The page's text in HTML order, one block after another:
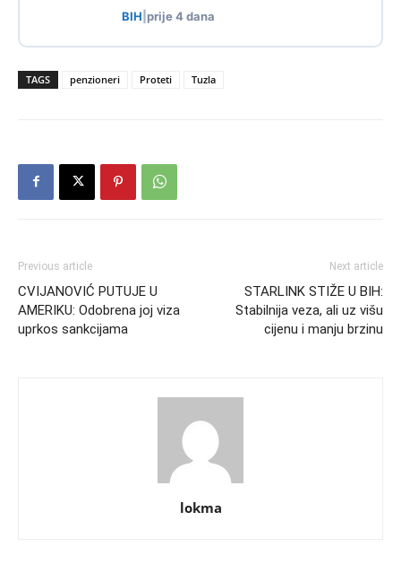
BIH prije 4 dana
TAGS penzioneri Proteti Tuzla
Previous article
CVIJANOVIĆ PUTUJE U
AMERIKU: Odobrena joj viza
uprkos sankcijama
Next article
STARLINK STIŽE U BIH:
Stabilnija veza, ali uz višu
cijenu i manju brzinu
lokma